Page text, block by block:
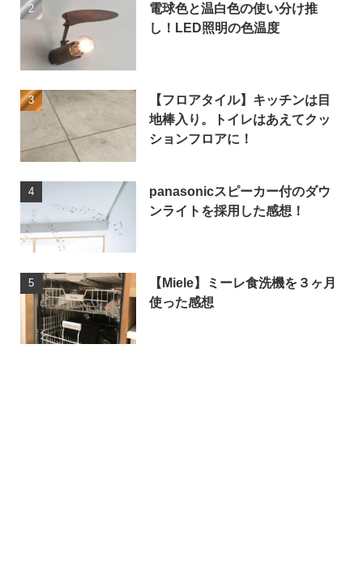
電球色と温白色の使い分け推
し！LED照明の色温度
【フロアタイル】キッチンは目
地棒入り。トイレはあえてクッ
ションフロアに！
panasonicスピーカー付のダウ
ンライトを採用した感想！
【Miele】ミーレ食洗機を３ヶ月
使った感想